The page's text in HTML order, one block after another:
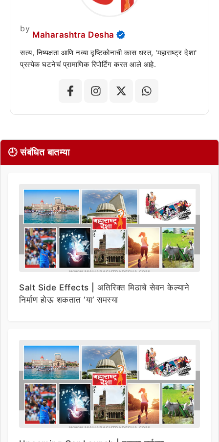
by
Maharashtra Desha
सत्य, निष्पक्षता आणि नव्या दृष्टिकोनाची कास धरत, 'महाराष्ट्र देशा'
प्रत्येक घटनेचं प्रामाणिक रिपोर्टिंग करत आले आहे.
🕘 संबंधित बातम्या
Salt Side Effects | अतिरिक्त मिठाचे सेवन केल्याने
निर्माण होऊ शकतात ‘या’ समस्या